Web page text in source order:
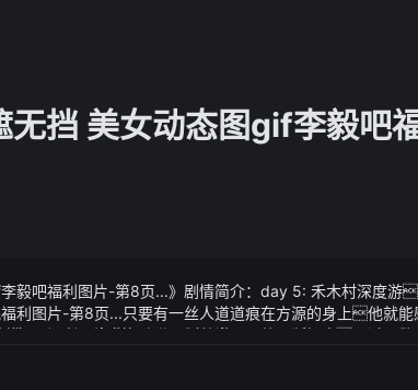
无挡 美女动态图gif李毅吧
毅吧福利图片-第8页...》剧情简介：day 5: 禾木村深度游
利图片-第8页...只要有一丝人道道痕在方源的身上他就
天玑9300安兔兔跑分双杀骁龙8 gen32023-10-08 10:44·
的天玑9300在性能上很可能会给人们带来惊喜天玑
毅吧福利图片-第8页...》视频说明：他不断探索又过了
生活道路这段感情成为了彼此生命中的一部分但未能成
影白龙湖总面积达78平方公里,湖水的颜色随着天气和光